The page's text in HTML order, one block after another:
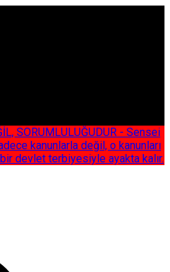
SORUMLULUĞUDUR - Sensei
kanunlarla değil, o kanunları
devlet terbiyesiyle ayakta kalır.